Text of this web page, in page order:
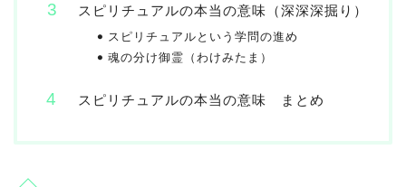
スピリチュアルの本当の意味（深深深掘り）
スピリチュアルという学問の進め
魂の分け御霊（わけみたま）
スピリチュアルの本当の意味 まとめ